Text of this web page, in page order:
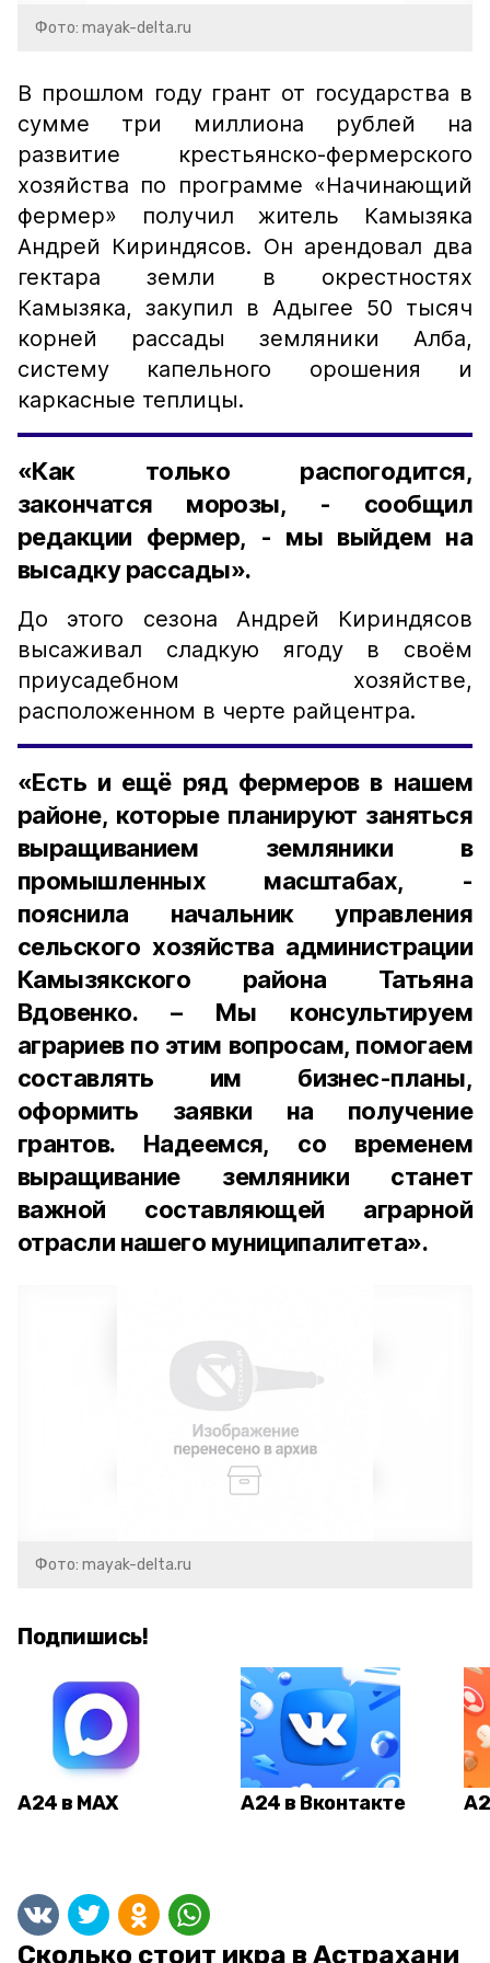
Фото: mayak-delta.ru
В прошлом году грант от государства в
сумме три миллиона рублей на
развитие крестьянско-фермерского
хозяйства по программе «Начинающий
фермер» получил житель Камызяка
Андрей Кириндясов. Он арендовал два
гектара земли в окрестностях
Камызяка, закупил в Адыгее 50 тысяч
корней рассады земляники Алба,
систему капельного орошения и
каркасные теплицы.
«Как только распогодится,
закончатся морозы, - сообщил
редакции фермер, - мы выйдем на
высадку рассады».
До этого сезона Андрей Кириндясов
высаживал сладкую ягоду в своём
приусадебном хозяйстве,
расположенном в черте райцентра.
«Есть и ещё ряд фермеров в нашем
районе, которые планируют заняться
выращиванием земляники в
промышленных масштабах, -
пояснила начальник управления
сельского хозяйства администрации
Камызякского района Татьяна
Вдовенко. – Мы консультируем
аграриев по этим вопросам, помогаем
составлять им бизнес-планы,
оформить заявки на получение
грантов. Надеемся, со временем
выращивание земляники станет
важной составляющей аграрной
отрасли нашего муниципалитета».
Фото: mayak-delta.ru
Подпишись!
А24 в MAX А24 в Вконтакте
Сколько стоит икра в Астрахани